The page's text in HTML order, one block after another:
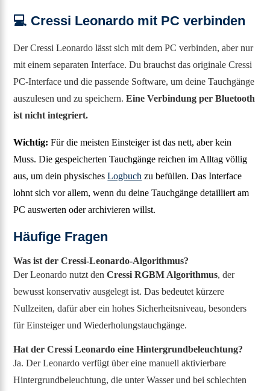
💻 Cressi Leonardo mit PC verbinden
Der Cressi Leonardo lässt sich mit dem PC verbinden, aber nur
mit einem separaten Interface. Du brauchst das originale Cressi
PC-Interface und die passende Software, um deine Tauchgänge
auszulesen und zu speichern.Eine Verbindung per Bluetooth
ist nicht integriert.
Wichtig: Für die meisten Einsteiger ist das nett, aber kein
Muss. Die gespeicherten Tauchgänge reichen im Alltag völlig
aus, um dein physischesLogbuch zu befüllen. Das Interface
lohnt sich vor allem, wenn du deine Tauchgänge detailliert am
PC auswerten oder archivieren willst.
Häufige Fragen
Was ist der Cressi-Leonardo-Algorithmus?
Der Leonardo nutzt denCressi RGBM Algorithmus, der
bewusst konservativ ausgelegt ist. Das bedeutet kürzere
Nullzeiten, dafür aber ein hohes Sicherheitsniveau, besonders
für Einsteiger und Wiederholungstauchgänge.
Hat der Cressi Leonardo eine Hintergrundbeleuchtung?
Ja. Der Leonardo verfügt über eine manuell aktivierbare
Hintergrundbeleuchtung, die unter Wasser und bei schlechten